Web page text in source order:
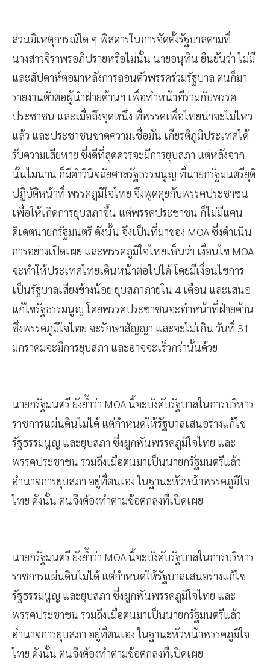
ส่วนมีเหตุการณ์ใด ๆ พิสดารในการจัดตั้งรัฐบาลตามที่
นางสาวจิราพรอภิปรายหรือไม่นั้น นายอนุทิน ยืนยันว่า ไม่มี
และสัปดาห์ต่อมาหลังการถอนตัวพรรคร่วมรัฐบาล ตนก็มา
รายงานตัวต่อผู้นำฝ่ายค้านฯ เพื่อทำหน้าที่ร่วมกับพรรค
ประชาชน และเมื่อถึงจุดหนึ่ง ที่พรรคเพื่อไทยน่าจะไม่ไหว
แล้ว และประชาชนขาดความเชื่อมั่น เกียรติภูมิประเทศได้
รับความเสียหาย ซึ่งดีที่สุดควรจะมีการยุบสภา แต่หลังจาก
นั้นไม่นาน ก็มีคำวินิจฉัยศาลรัฐธรรมนูญ ที่นายกรัฐมนตรียุติ
ปฏิบัติหน้าที่ พรรคภูมิใจไทย จึงพูดคุยกับพรรคประชาชน
เพื่อให้เกิดการยุบสภาขึ้น แต่พรรคประชาชน ก็ไม่มีแคน
ดิเดตนายกรัฐมนตรี ดังนั้น จึงเป็นที่มาของ MOA ซึ่งดำเนิน
การอย่างเปิดเผย และพรรคภูมิใจไทยเห็นว่า เงื่อนไข MOA
จะทำให้ประเทศไทยเดินหน้าต่อไปได้ โดยมีเงื่อนไขการ
เป็นรัฐบาลเสียงข้างน้อย ยุบสภาภายใน 4 เดือน และเสนอ
แก้ไขรัฐธรรมนูญ โดยพรรคประชาชนจะทำหน้าที่ฝ่ายค้าน
ซึ่งพรรคภูมิใจไทย จะรักษาสัญญา และจะไม่เกิน วันที่ 31
มกราคมจะมีการยุบสภา และอาจจะเร็วกว่านั้นด้วย
นายกรัฐมนตรี ยังย้ำว่า MOA นี้จะบังคับรัฐบาลในการบริหาร
ราชการแผ่นดินไม่ได้ แต่กำหนดให้รัฐบาลเสนอร่างแก้ไข
รัฐธรรมนูญ และยุบสภา ซึ่งผูกพันพรรคภูมิใจไทย และ
พรรคประชาชน รวมถึงเมื่อตนมาเป็นนายกรัฐมนตรีแล้ว
อำนาจการยุบสภา อยู่ที่ตนเอง ในฐานะหัวหน้าพรรคภูมิใจ
ไทย ดังนั้น ตนจึงต้องทำตามข้อตกลงที่เปิดเผย
นายกรัฐมนตรี ยังย้ำว่า MOA นี้จะบังคับรัฐบาลในการบริหาร
ราชการแผ่นดินไม่ได้ แต่กำหนดให้รัฐบาลเสนอร่างแก้ไข
รัฐธรรมนูญ และยุบสภา ซึ่งผูกพันพรรคภูมิใจไทย และ
พรรคประชาชน รวมถึงเมื่อตนมาเป็นนายกรัฐมนตรีแล้ว
อำนาจการยุบสภา อยู่ที่ตนเอง ในฐานะหัวหน้าพรรคภูมิใจ
ไทย ดังนั้น ตนจึงต้องทำตามข้อตกลงที่เปิดเผย